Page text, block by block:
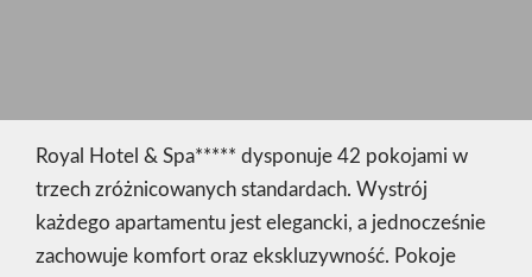
Royal Hotel & Spa***** dysponuje 42 pokojami w
trzech zróżnicowanych standardach. Wystrój
każdego apartamentu jest elegancki, a jednocześnie
zachowuje komfort oraz ekskluzywność. Pokoje